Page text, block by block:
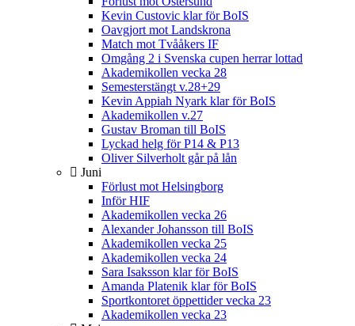
Kevin Custovic klar för BoIS
Oavgjort mot Landskrona
Match mot Tvååkers IF
Omgång 2 i Svenska cupen herrar lottad
Akademikollen vecka 28
Semesterstängt v.28+29
Kevin Appiah Nyark klar för BoIS
Akademikollen v.27
Gustav Broman till BoIS
Lyckad helg för P14 & P13
Oliver Silverholt går på lån
Juni
Förlust mot Helsingborg
Inför HIF
Akademikollen vecka 26
Alexander Johansson till BoIS
Akademikollen vecka 25
Akademikollen vecka 24
Sara Isaksson klar för BoIS
Amanda Platenik klar för BoIS
Sportkontoret öppettider vecka 23
Akademikollen vecka 23